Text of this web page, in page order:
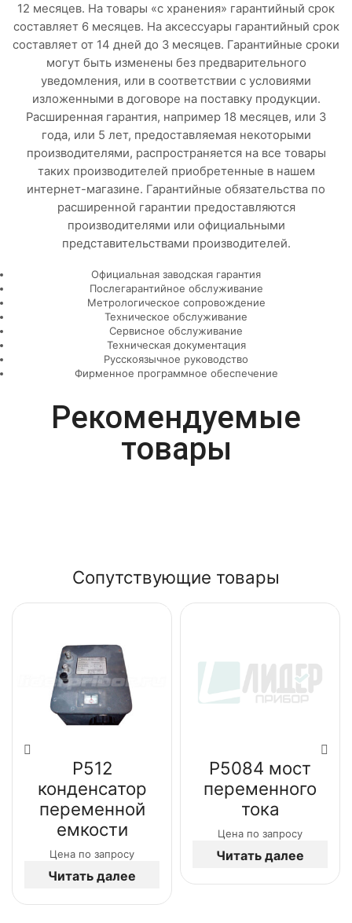
12 месяцев. На товары «с хранения» гарантийный срок
составляет 6 месяцев. На аксессуары гарантийный срок
составляет от 14 дней до 3 месяцев. Гарантийные сроки
могут быть изменены без предварительного
уведомления, или в соответствии с условиями
изложенными в договоре на поставку продукции.
Расширенная гарантия, например 18 месяцев, или 3
года, или 5 лет, предоставляемая некоторыми
производителями, распространяется на все товары
таких производителей приобретенные в нашем
интернет-магазине. Гарантийные обязательства по
расширенной гарантии предоставляются
производителями или официальными
представительствами производителей.
Официальная заводская гарантия
Послегарантийное обслуживание
Метрологическое сопровождение
Техническое обслуживание
Сервисное обслуживание
Техническая документация
Русскоязычное руководство
Фирменное программное обеспечение
Рекомендуемые
товары
Сопутствующие товары
Р512
конденсатор
переменной
емкости
Цена по запросу
Читать далее
Р5084 мост
переменного
тока
Цена по запросу
Читать далее